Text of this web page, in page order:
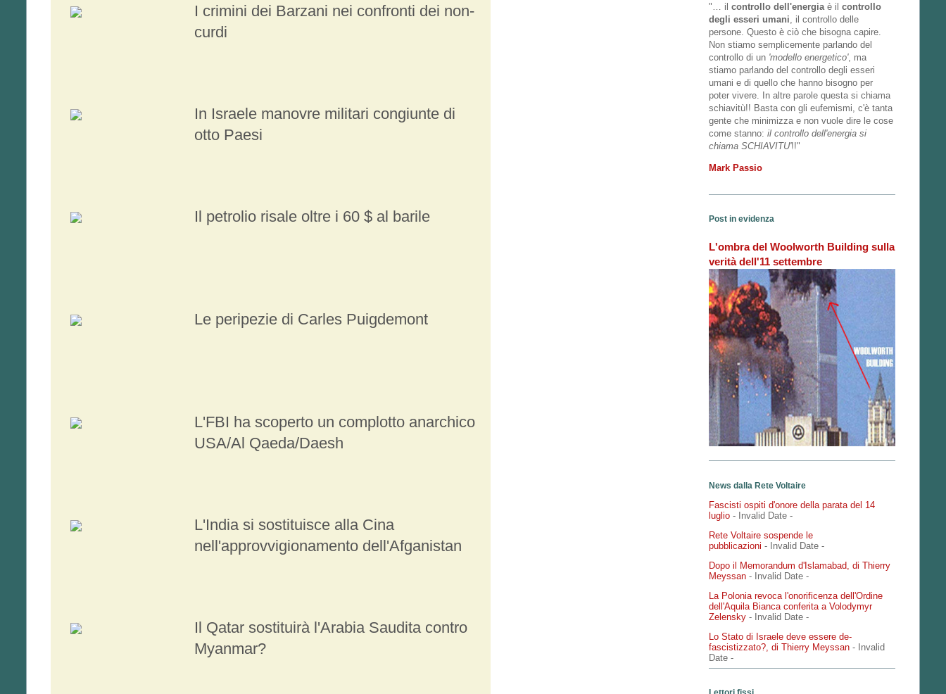
I crimini dei Barzani nei confronti dei non-
curdi
In Israele manovre militari congiunte di
otto Paesi
Il petrolio risale oltre i 60 $ al barile
Le peripezie di Carles Puigdemont
L'FBI ha scoperto un complotto anarchico
USA/Al Qaeda/Daesh
L'India si sostituisce alla Cina
nell'approvvigionamento dell'Afganistan
Il Qatar sostituirà l'Arabia Saudita contro
Myanmar?
"… il controllo dell'energia è il controllo
degli esseri umani , il controllo delle
persone. Questo è ciò che bisogna capire.
Non stiamo semplicemente parlando del
controllo di un 'modello energetico', ma
stiamo parlando del controllo degli esseri
umani e di quello che hanno bisogno per
poter vivere. In altre parole questa si chiama
schiavitù!! Basta con gli eufemismi, c'è tanta
gente che minimizza e non vuole dire le cose
come stanno: il controllo dell'energia si
chiama SCHIAVITU'!!"
Mark Passio
Post in evidenza
L'ombra del Woolworth Building sulla
verità dell'11 settembre
News dalla Rete Voltaire
Fascisti ospiti d'onore della parata del 14
luglio - Invalid Date -
Rete Voltaire sospende le
pubblicazioni - Invalid Date -
Dopo il Memorandum d'Islamabad, di Thierry
Meyssan - Invalid Date -
La Polonia revoca l'onorificenza dell'Ordine
dell'Aquila Bianca conferita a Volodymyr
Zelensky - Invalid Date -
Lo Stato di Israele deve essere de-
fascistizzato?, di Thierry Meyssan - Invalid
Date -